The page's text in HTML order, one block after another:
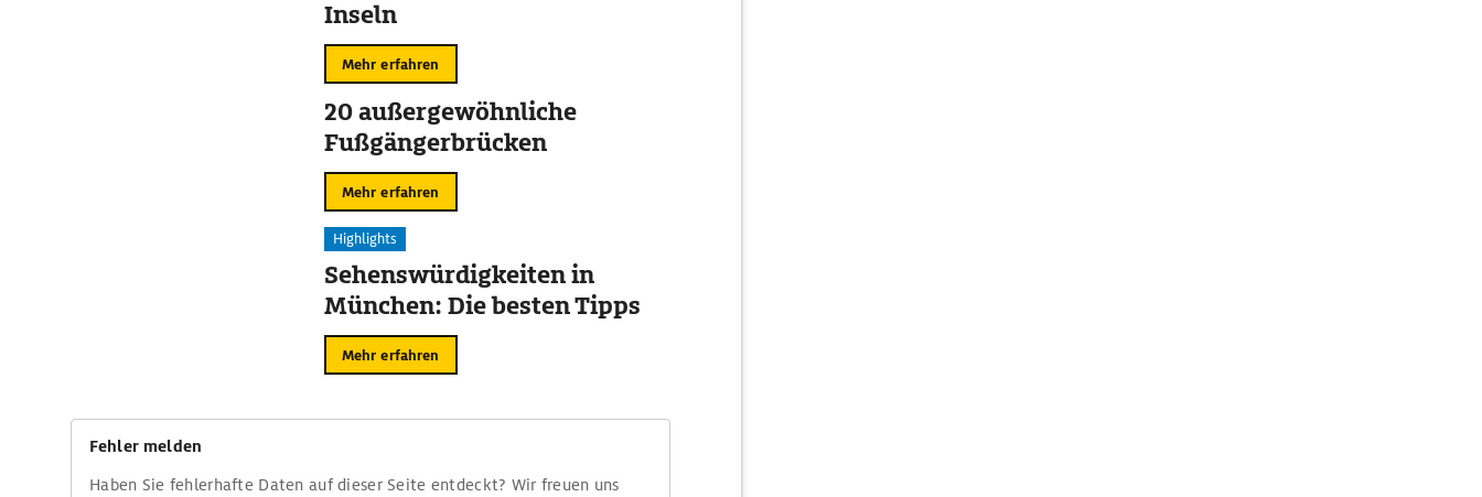
Inseln
Mehr erfahren
20 außergewöhnliche
Fußgängerbrücken
Mehr erfahren
Highlights
Sehenswürdigkeiten in
München: Die besten Tipps
Mehr erfahren
Fehler melden
Haben Sie fehlerhafte Daten auf dieser Seite entdeckt? Wir freuen uns